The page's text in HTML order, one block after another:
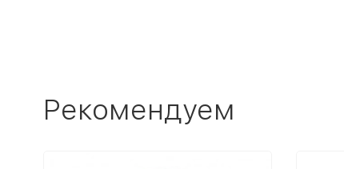
Рекомендуем